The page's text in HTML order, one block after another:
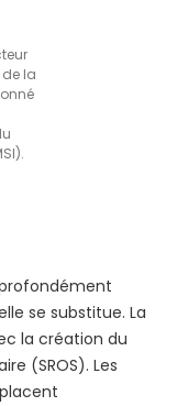
la
se substitue. La
la création du
(SROS). Les